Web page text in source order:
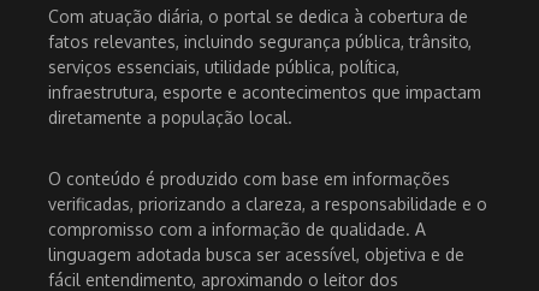
Com atuação diária, o portal se dedica à cobertura de
fatos relevantes, incluindo segurança pública, trânsito,
serviços essenciais, utilidade pública, política,
infraestrutura, esporte e acontecimentos que impactam
diretamente a população local.
O conteúdo é produzido com base em informações
verificadas, priorizando a clareza, a responsabilidade e o
compromisso com a informação de qualidade. A
linguagem adotada busca ser acessível, objetiva e de
fácil entendimento, aproximando o leitor dos